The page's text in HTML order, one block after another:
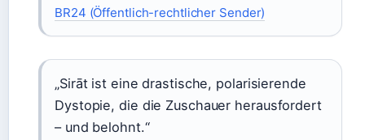
BR24 (Öffentlich-rechtlicher Sender)
„Sirāt ist eine drastische, polarisierende
Dystopie, die die Zuschauer herausfordert
– und belohnt.“